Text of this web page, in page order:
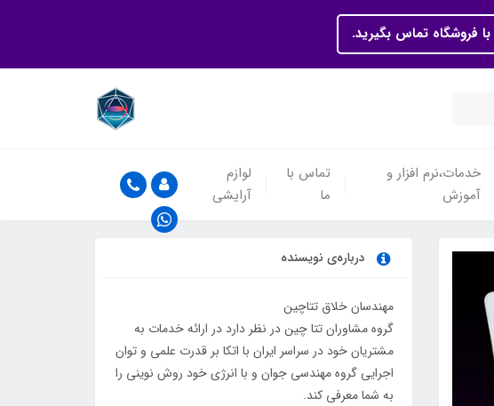
فروشگاه تماس بگیرید.
خدمات،نرم افزار و
آموزش
تماس با
ما
لوازم
آرایشی
درباره‌ی نویسنده
مهندسان خلاق تتاچین
گروه مشاوران تتا چین در نظر دارد در ارائه خدمات به
مشتریان خود در سراسر ایران با اتکا بر قدرت علمی و توان
اجرایی گروه مهندسی جوان و با انرژی خود روش نوینی را
به شما معرفی کند.